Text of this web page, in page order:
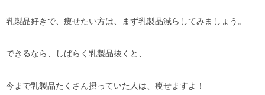
乳製品好きで、痩せたい方は、まず乳製品減らしてみましょう。
できるなら、しばらく乳製品抜くと、
今まで乳製品たくさん摂っていた人は、痩せますよ！